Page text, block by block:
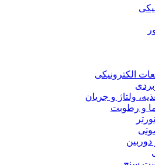
الکترونیکی
ولتاژ و جریان
و رطوبت